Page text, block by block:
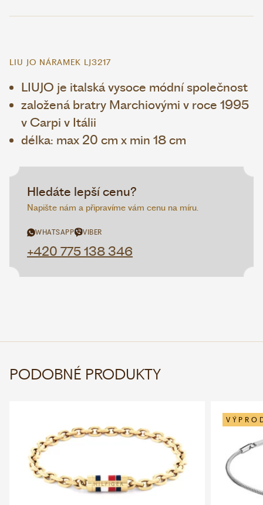
LIU JO NÁRAMEK LJ3217
LIUJO je italská vysoce módní společnost
založená bratry Marchiovými v roce 1995
v Carpi v Itálii
délka: max 20 cm x min 18 cm
Hledáte lepší cenu?
Napište nám a připravíme vám cenu na míru.
WHATSAPP VIBER
+420 775 138 346
PODOBNÉ PRODUKTY